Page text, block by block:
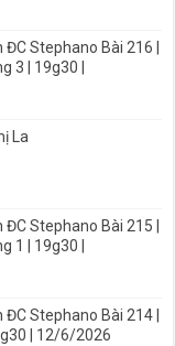
ĐC Stephano Bài 216 |
3 | 19g30 |
La
ĐC Stephano Bài 215 |
1 | 19g30 |
ĐC Stephano Bài 214 |
| 12/6/2026